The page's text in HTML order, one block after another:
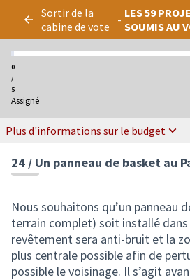
Sortir de la
cabine de vote
- LES 59
SOUMIS AU
0
/
5
Assigné
Plus d'informations sur le budget
24 / Un panneau de basket au
Nous souhaitons qu’un panneau
terrain complet) soit installé dans
revêtement sera anti-bruit et la
plus centrale possible afin de
possible le voisinage. Il s’agit
Panneau de gestion des cookies